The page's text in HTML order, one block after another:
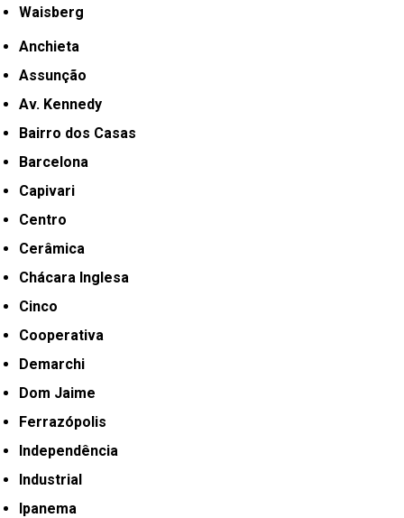
Waisberg
Anchieta
Assunção
Av. Kennedy
Bairro dos Casas
Barcelona
Capivari
Centro
Cerâmica
Chácara Inglesa
Cinco
Cooperativa
Demarchi
Dom Jaime
Ferrazópolis
Independência
Industrial
Ipanema